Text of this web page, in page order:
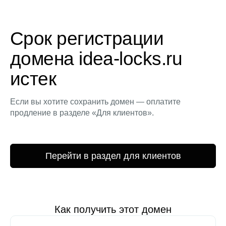
Срок регистрации
домена idea-locks.ru
истек
Если вы хотите сохранить домен — оплатите
продление в разделе «Для клиентов».
Перейти в раздел для клиентов
Как получить этот домен